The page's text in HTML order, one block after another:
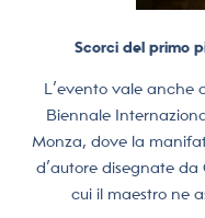
Scorci del primo
L’evento vale anche
Biennale
Monza, dove la
d’autore disegnate da
cui il maestro ne